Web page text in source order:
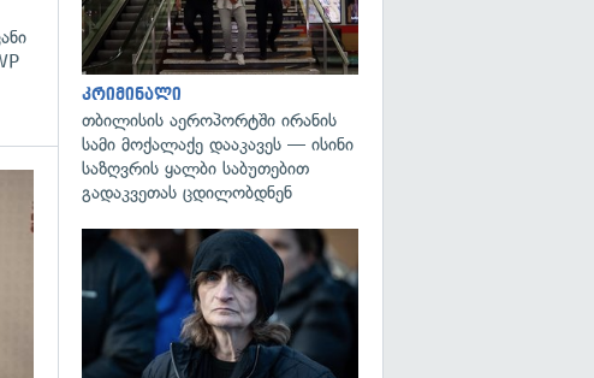
გადახედვა
კრიმინალი
თბილისის აეროპორტში ირანის
სამი მოქალაქე დააკავეს — ისინი
საზღვრის ყალბი საბუთებით
გადაკვეთას ცდილობდნენ